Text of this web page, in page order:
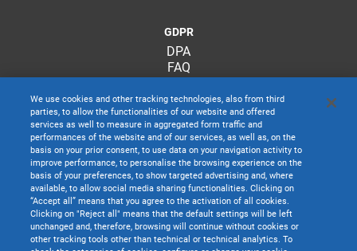
GDPR
DPA
FAQ
We use cookies and other tracking technologies, also from third
parties, to allow the functionalities of our website and offered
services as well to measure in aggregated form traffic and
performances of the website and of our services, as well as, on the
basis on your prior consent, to use data on your navigation activity to
improve performance, to personalise the browsing experience on the
basis of your preferences, to show targeted advertising and, where
available, to allow social media sharing functionalities. Clicking on
“Accept all” means that you agree to the activation of all cookies.
Clicking on "Reject all" means that the default settings will be left
unchanged and, therefore, browsing will continue without cookies or
other tracking tools other than technical or technical analytics. To